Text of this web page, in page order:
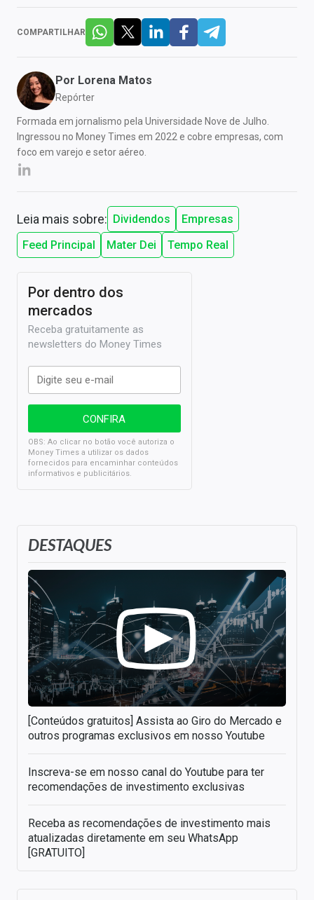
COMPARTILHAR
Por Lorena Matos
Repórter
Formada em jornalismo pela Universidade Nove de Julho.
Ingressou no Money Times em 2022 e cobre empresas, com
foco em varejo e setor aéreo.
Leia mais sobre: Dividendos
Empresas
Feed Principal
Mater Dei Tempo Real
DESTAQUES
[Conteúdos gratuitos] Assista ao Giro do Mercado e
outros programas exclusivos em nosso Youtube
Inscreva-se em nosso canal do Youtube para ter
recomendações de investimento exclusivas
Receba as recomendações de investimento mais
atualizadas diretamente em seu WhatsApp
[GRATUITO]
Por dentro dos
mercados
Receba gratuitamente as
newsletters do Money Times
OBS: Ao clicar no botão você autoriza o
Money Times a utilizar os dados
fornecidos para encaminhar conteúdos
informativos e publicitários.